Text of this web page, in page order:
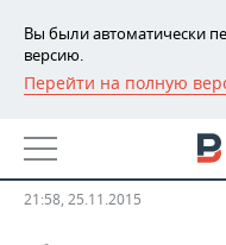
Вы были автоматически
версию.
Перейти на полную
РЕГИОНЫ
БАШКОРТОСТАН
ТАТАРСТАН
НОВОСТИ
АНАЛИТИКА
импорта
21:58, 25.11.2015